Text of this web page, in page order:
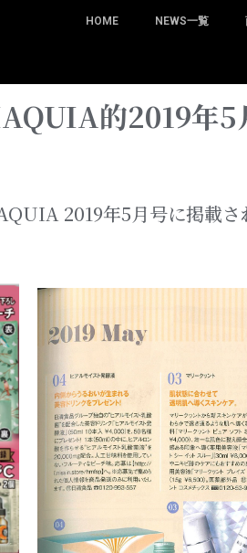
HOME NEWS一覧
的2019年5
2019年5月号に掲載さ